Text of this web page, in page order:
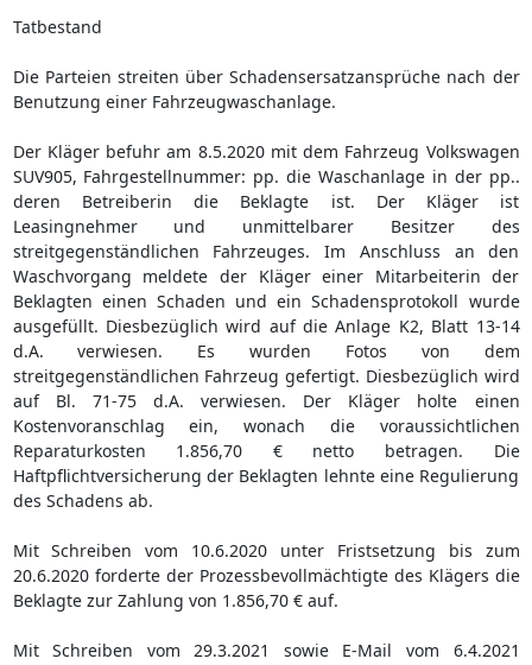
Tatbestand
Die Parteien streiten über Schadensersatzansprüche nach der
Benutzung einer Fahrzeugwaschanlage.
Der Kläger befuhr am 8.5.2020 mit dem Fahrzeug Volkswagen
SUV905, Fahrgestellnummer: pp. die Waschanlage in der pp..
deren Betreiberin die Beklagte ist. Der Kläger ist
Leasingnehmer und unmittelbarer Besitzer des
streitgegenständlichen Fahrzeuges. Im Anschluss an den
Waschvorgang meldete der Kläger einer Mitarbeiterin der
Beklagten einen Schaden und ein Schadensprotokoll wurde
ausgefüllt. Diesbezüglich wird auf die Anlage K2, Blatt 13-14
d.A. verwiesen. Es wurden Fotos von dem
streitgegenständlichen Fahrzeug gefertigt. Diesbezüglich wird
auf Bl. 71-75 d.A. verwiesen. Der Kläger holte einen
Kostenvoranschlag ein, wonach die voraussichtlichen
Reparaturkosten 1.856,70 € netto betragen. Die
Haftpflichtversicherung der Beklagten lehnte eine Regulierung
des Schadens ab.
Mit Schreiben vom 10.6.2020 unter Fristsetzung bis zum
20.6.2020 forderte der Prozessbevollmächtigte des Klägers die
Beklagte zur Zahlung von 1.856,70 € auf.
Mit Schreiben vom 29.3.2021 sowie E-Mail vom 6.4.2021